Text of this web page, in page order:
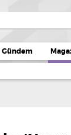
Gündem